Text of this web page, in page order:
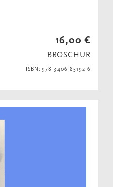
16,00 €
BROSCHUR
ISBN: 978-3-406-85192-6